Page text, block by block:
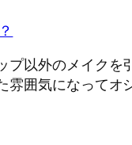
以外のメイク
囲気になってオ